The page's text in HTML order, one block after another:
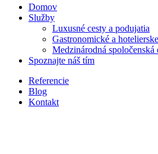
Domov
Služby
Luxusné cesty a podujatia
Gastronomické a
Medzinárodná spoločenská
Spoznajte náš tím
Referencie
Blog
Kontakt